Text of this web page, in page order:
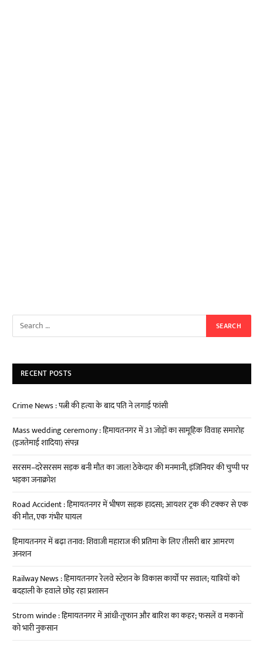
RECENT POSTS
Crime News : पत्नी की हत्या के बाद पति ने लगाई फांसी
Mass wedding ceremony : हिमायतनगर में 31 जोड़ों का सामूहिक विवाह समारोह
(इजतेमाई शादिया) संपन्न
सरसम–दरेसरसम सड़क बनी मौत का जाल! ठेकेदार की मनमानी, इंजिनियर की चुप्पी पर
भड़का जनाक्रोश
Road Accident : हिमायतनगर में भीषण सड़क हादसा; आयशर ट्रक की टक्कर से एक
की मौत, एक गंभीर घायल
हिमायतनगर में बढ़ा तनाव: शिवाजी महाराज की प्रतिमा के लिए तीसरी बार आमरण
अनशन
Railway News : हिमायतनगर रेलवे स्टेशन के विकास कार्यों पर सवाल; यात्रियों को
बदहाली के हवाले छोड़ रहा प्रशासन
Strom winde : हिमायतनगर में आंधी-तूफान और बारिश का कहर; फसलें व मकानों
को भारी नुकसान